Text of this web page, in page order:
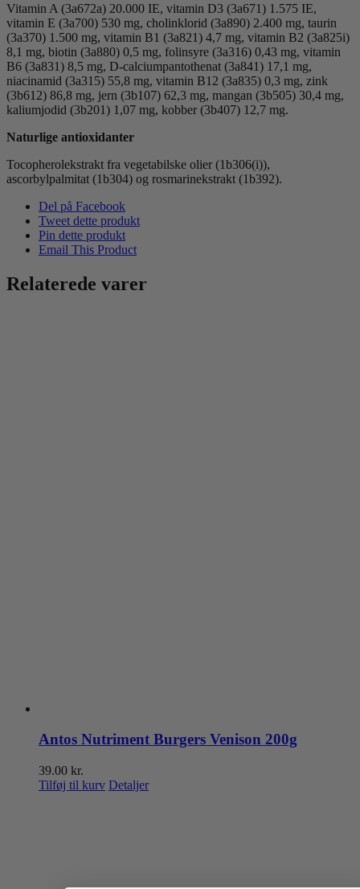
Vitamin A (3a672a) 20.000 IE, vitamin D3 (3a671) 1.575 IE,
vitamin E (3a700) 530 mg, cholinklorid (3a890) 2.400 mg, taurin
(3a370) 1.500 mg, vitamin B1 (3a821) 4,7 mg, vitamin B2 (3a825i)
8,1 mg, biotin (3a880) 0,5 mg, folinsyre (3a316) 0,43 mg, vitamin
B6 (3a831) 8,5 mg, D-calciumpantothenat (3a841) 17,1 mg,
niacinamid (3a315) 55,8 mg, vitamin B12 (3a835) 0,3 mg, zink
(3b612) 86,8 mg, jern (3b107) 62,3 mg, mangan (3b505) 30,4 mg,
kaliumjodid (3b201) 1,07 mg, kobber (3b407) 12,7 mg.
Naturlige antioxidanter
Tocopherolekstrakt fra vegetabilske olier (1b306(i)),
ascorbylpalmitat (1b304) og rosmarinekstrakt (1b392).
Del på Facebook
Tweet dette produkt
Pin dette produkt
Email This Product
Relaterede varer
Antos Nutriment Burgers Venison 200g
39.00 kr.
Tilføj til kurv Detaljer